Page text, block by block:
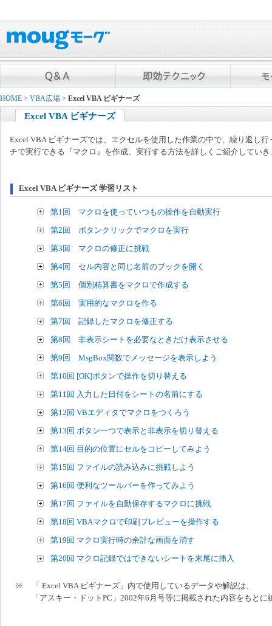
HOME > VBA広場 > Excel VBA ビギナーズ
Excel VBA ビギナーズ
Excel VBA ビギナーズでは、エクセルを使用した作業の中で、繰り返し
チで実行できる『マクロ』を作成、実行する方法を詳しくご紹介していき
Excel VBA ビギナーズ 学習リスト
第1回 マクロを使っていつもの操作を自動実行
第2回 ボタンクリックでマクロを実行
第3回 マクロの修正に挑戦
第4回 セル内容と同じ名前のブックを開く
第5回 個別精算書をマクロで作成する
第6回 実用的なマクロを作る
第7回 記録したマクロを修正する
第8回 非表示シートを必要なときだけ表示させる
第9回 MsgBox関数でメッセージを表示しよう
第10回 [OK]ボタンで操作を切り替える
第11回 入力した日付をシートの名前にする
第12回 VBエディタでマクロをつくろう
第13回 ボタン一つで表示と非表示を切り替える
第14回 目的の位置にセルをコピーしてみよう
第15回 ファイルの読み込みに挑戦しよう
第16回 便利なツールバーを作ってみよう
第17回 ファイルを自動保存するマクロに挑戦
第18回 VBAマクロで印刷プレビューを操作する
第19回 マクロ実行時の余計な画面を消す
第20回 マクロ記録ではできないシートを末尾に挿入
※ 「 Excel VBA ビギナーズ」内で使用しているデータや解説は、
「アスキー・ドットPC」2002年6月号等に掲載された内容をもと